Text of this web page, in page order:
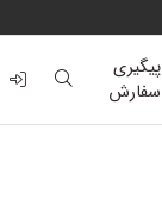
پیگیری
سفارش